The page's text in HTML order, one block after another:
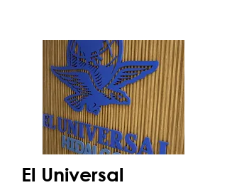
El Universal